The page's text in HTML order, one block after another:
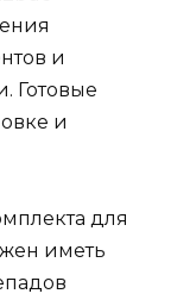
и
Готовые
и
для
иметь